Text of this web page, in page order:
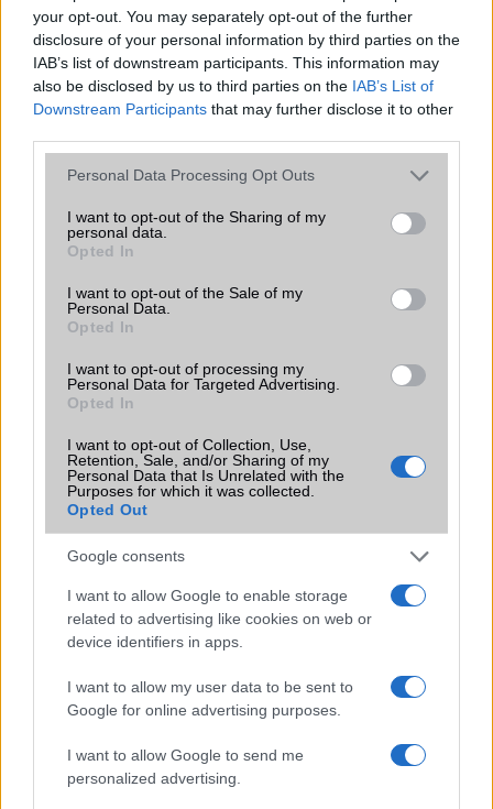
your opt-out. You may separately opt-out of the further
disclosure of your personal information by third parties on the
IAB’s list of downstream participants. This information may
also be disclosed by us to third parties on the IAB’s List of
Downstream Participants that may further disclose it to other
Please note that this website/app uses one or more Google
not limited to your visit or usage behaviour. You may click to
grant or deny consent to Google and its third-party tags to
use your data for below specified purposes in below Google
consent section.
Personal Data Processing Opt Outs
I want to opt-out of the Sharing of my
personal data.
Opted In
I want to opt-out of the Sale of my
Personal Data.
Opted In
I want to opt-out of processing my
Personal Data for Targeted Advertising.
Opted In
I want to opt-out of Collection, Use,
Retention, Sale, and/or Sharing of my
Personal Data that Is Unrelated with the
Purposes for which it was collected.
Opted Out
Google consents
I want to allow Google to enable storage
related to advertising like cookies on web or
device identifiers in apps.
I want to allow my user data to be sent to
Google for online advertising purposes.
I want to allow Google to send me
personalized advertising.
SNS integráció alap szolgáltatás
Organizer alap szolgáltatás
T9 szótár alkalmazás független szótár
Office alkalmazások
DV = Document viewer (Word,
Excel, PowerPoint, PDF)
Extrák
EGYÉB
Vibra jelzés
SIM típus miniSIM
SIM-ek száma
Flight mode Van
Terület Globális
Funkciók
Geo-tagging, touch focus, face
Brand Nincs
Védelem
SAR
1,06